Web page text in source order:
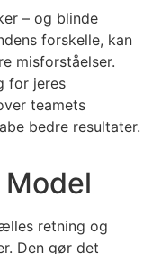
– og blinde
forskelle, kan
misforståelser.
for jeres
teamets
bedre resultater.
retning og
Den gør det